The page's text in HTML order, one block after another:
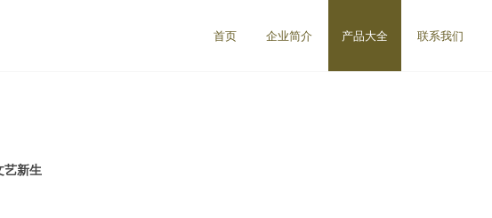
首页 企业简介 产品大全 联系我们
艺新生